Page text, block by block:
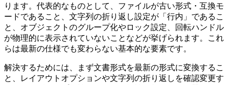
ります。代表的なものとして、ファイルが古い形式・互換モ
ードであること、文字列の折り返し設定が「行内」であるこ
と、オブジェクトのグループ化やロック設定、回転ハンドル
が物理的に表示されていないことなどが挙げられます。これ
らは最新の仕様でも変わらない基本的な要素です。
解決するためには、まず文書形式を最新の形式に変換するこ
と、レイアウトオプションや文字列の折り返しを確認変更す